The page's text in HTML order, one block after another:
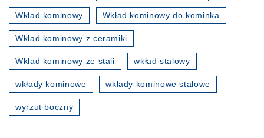
Wkład kominowy Wkład kominowy do kominka
Wkład kominowy z ceramiki
Wkład kominowy ze stali wkład stalowy
wkłady kominowe wkłady kominowe stalowe
wyrzut boczny